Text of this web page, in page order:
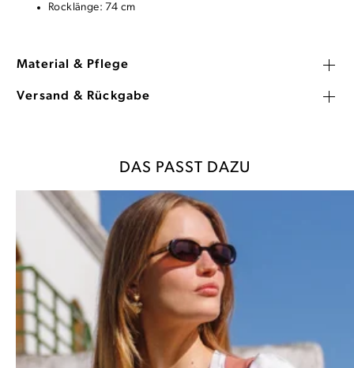
Rocklänge: 74 cm
Material & Pflege
Versand & Rückgabe
DAS PASST DAZU